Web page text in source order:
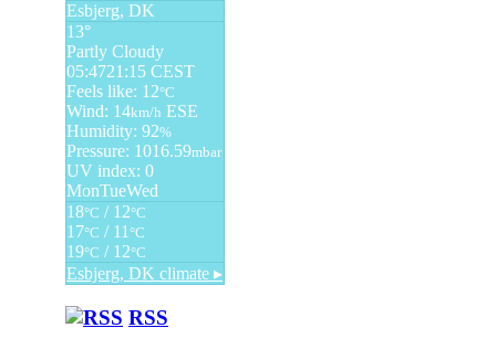
Esbjerg, DK
13°
Partly Cloudy
05:4721:15 CEST
Feels like: 12°C
Wind: 14km/h ESE
Humidity: 92%
Pressure: 1016.59mbar
UV index: 0
MonTueWed
18°C / 12°C
17°C / 11 °C
19°C / 12°C
Esbjerg, DK climate ▸
RSS